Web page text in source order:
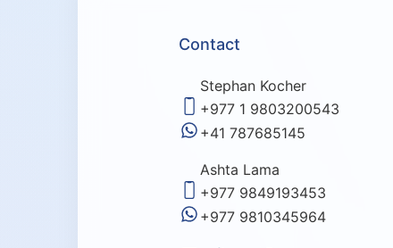
Contact
Stephan Kocher
+977 1 9803200543
+41 787685145
Ashta Lama
+977 9849193453
+977 9810345964